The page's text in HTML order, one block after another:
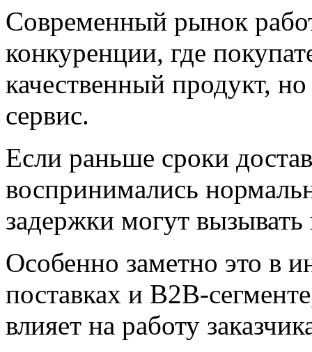
Современный рынок
конкуренции, где
качественный продукт,
сервис.
Если раньше сроки
воспринимались
задержки могут вызывать
Особенно заметно это в
поставках и B2B-
влияет на работу